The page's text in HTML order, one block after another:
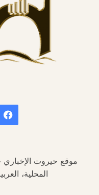
موقع حيروت الإخباري
المحلية،